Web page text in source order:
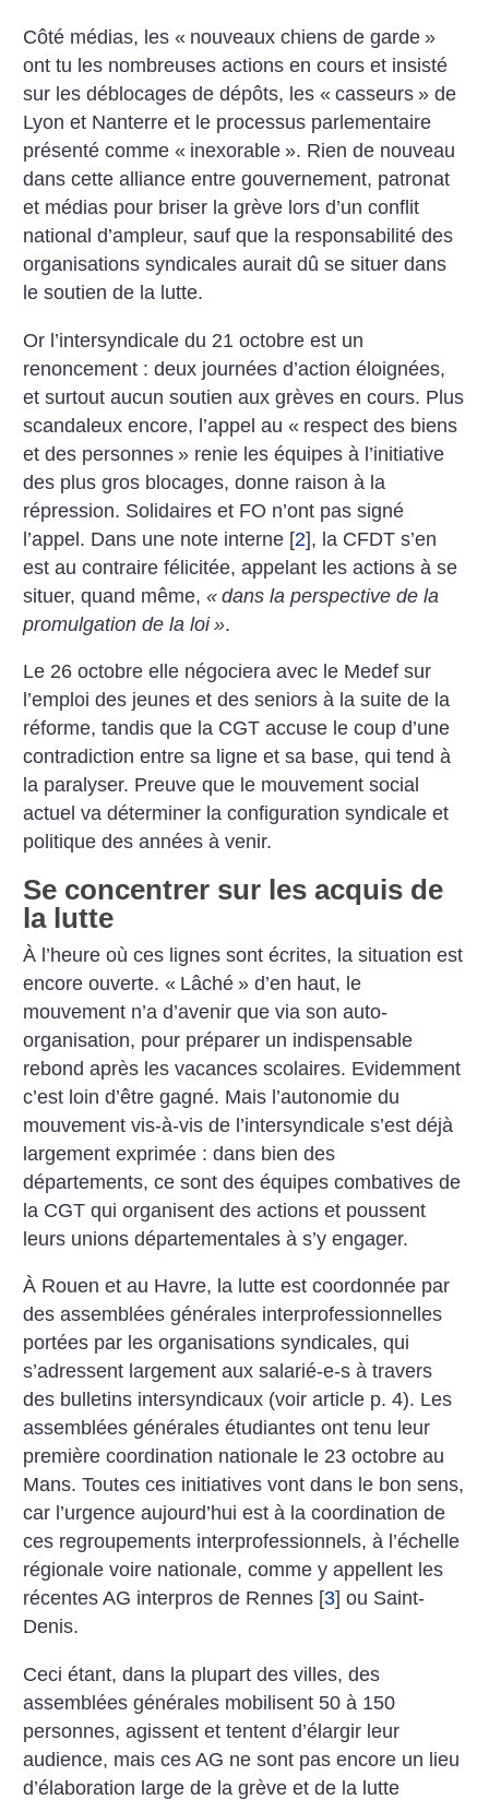
Côté médias, les « nouveaux chiens de garde »
ont tu les nombreuses actions en cours et insisté
sur les déblocages de dépôts, les « casseurs » de
Lyon et Nanterre et le processus parlementaire
présenté comme « inexorable ». Rien de nouveau
dans cette alliance entre gouvernement, patronat
et médias pour briser la grève lors d’un conflit
national d’ampleur, sauf que la responsabilité des
organisations syndicales aurait dû se situer dans
le soutien de la lutte.
Or l’intersyndicale du 21 octobre est un
renoncement : deux journées d’action éloignées,
et surtout aucun soutien aux grèves en cours. Plus
scandaleux encore, l’appel au « respect des biens
et des personnes » renie les équipes à l’initiative
des plus gros blocages, donne raison à la
répression. Solidaires et FO n’ont pas signé
l’appel. Dans une note interne [2], la CFDT s’en
est au contraire félicitée, appelant les actions à se
situer, quand même,« dans la perspective de la
promulgation de la loi ».
Le 26 octobre elle négociera avec le Medef sur
l’emploi des jeunes et des seniors à la suite de la
réforme, tandis que la CGT accuse le coup d’une
contradiction entre sa ligne et sa base, qui tend à
la paralyser. Preuve que le mouvement social
actuel va déterminer la configuration syndicale et
politique des années à venir.
Se concentrer sur les acquis de
la lutte
À l’heure où ces lignes sont écrites, la situation est
encore ouverte. « Lâché » d’en haut, le
mouvement n’a d’avenir que via son auto-
organisation, pour préparer un indispensable
rebond après les vacances scolaires. Evidemment
c’est loin d’être gagné. Mais l’autonomie du
mouvement vis-à-vis de l’intersyndicale s’est déjà
largement exprimée : dans bien des
départements, ce sont des équipes combatives de
la CGT qui organisent des actions et poussent
leurs unions départementales à s’y engager.
À Rouen et au Havre, la lutte est coordonnée par
des assemblées générales interprofessionnelles
portées par les organisations syndicales, qui
s’adressent largement aux salarié-e-s à travers
des bulletins intersyndicaux (voir article p. 4). Les
assemblées générales étudiantes ont tenu leur
première coordination nationale le 23 octobre au
Mans. Toutes ces initiatives vont dans le bon sens,
car l’urgence aujourd’hui est à la coordination de
ces regroupements interprofessionnels, à l’échelle
régionale voire nationale, comme y appellent les
récentes AG interpros de Rennes [3] ou Saint-
Denis.
Ceci étant, dans la plupart des villes, des
assemblées générales mobilisent 50 à 150
personnes, agissent et tentent d’élargir leur
audience, mais ces AG ne sont pas encore un lieu
d’élaboration large de la grève et de la lutte